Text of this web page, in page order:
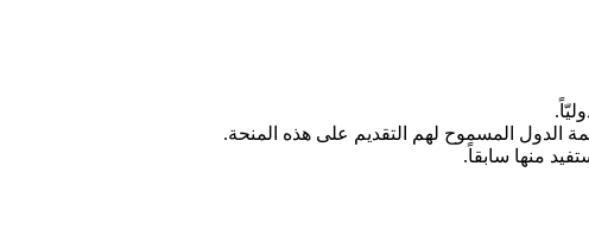
الدول المسموح لهم التقديم على هذه المنحة.
منها سابقاً.